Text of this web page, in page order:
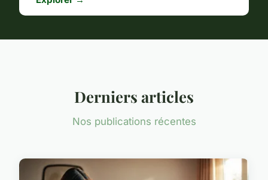
Derniers articles
Nos publications récentes